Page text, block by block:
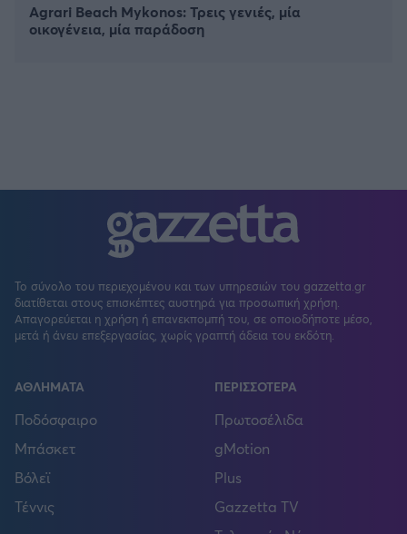
Agrari Beach Mykonos: Τρεις γενιές, μία
οικογένεια, μία παράδοση
Το σύνολο του περιεχομένου και των υπηρεσιών του gazzetta.gr
διατίθεται στους επισκέπτες αυστηρά για προσωπική χρήση.
Απαγορεύεται η χρήση ή επανεκπομπή του, σε οποιοδήποτε μέσο,
μετά ή άνευ επεξεργασίας, χωρίς γραπτή άδεια του εκδότη.
ΑΘΛΗΜΑΤΑ
Ποδόσφαιρο
Μπάσκετ
Βόλεϊ
Τέννις
ΠΕΡΙΣΣΟΤΕΡΑ
Πρωτοσέλιδα
gMotion
Plus
Gazzetta TV